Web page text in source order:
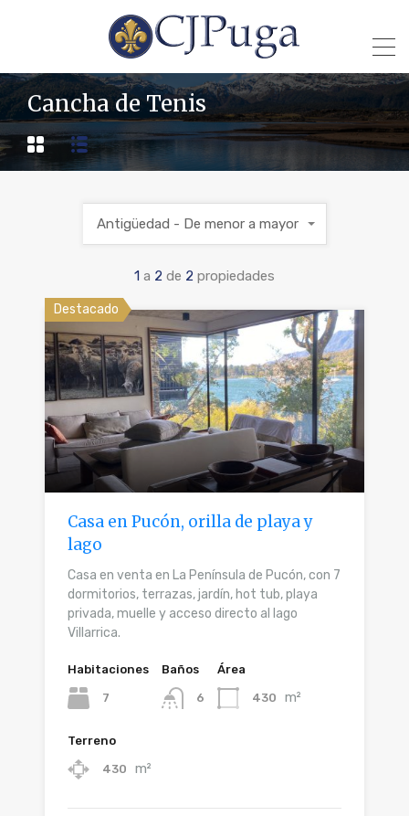
Cancha de Tenis
1 a 2 de 2 propiedades
Antigüedad - De menor a mayor
Destacado
Casa en Pucón, orilla de playa y
lago
Casa en venta en La Península de Pucón, con 7
dormitorios, terrazas, jardín, hot tub, playa
privada, muelle y acceso directo al lago
Villarrica.
Habitaciones
7
Baños
6
Área
430 m²
Terreno
430 m²